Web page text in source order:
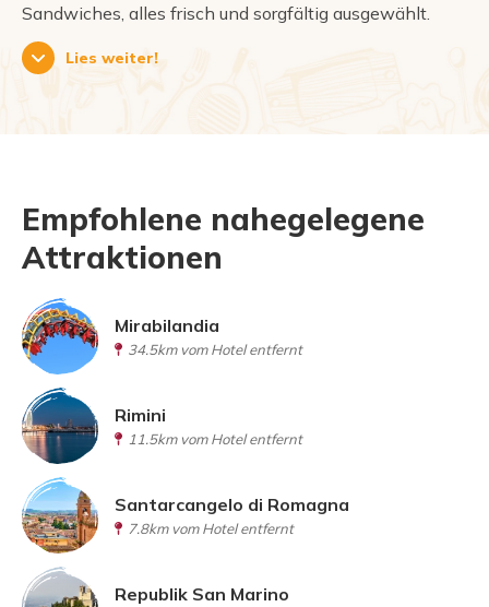
Sandwiches, alles frisch und sorgfältig ausgewählt.
Lies weiter!
Empfohlene nahegelegene
Attraktionen
Mirabilandia
34.5km vom Hotel entfernt
Rimini
11.5km vom Hotel entfernt
Santarcangelo di Romagna
7.8km vom Hotel entfernt
Republik San Marino